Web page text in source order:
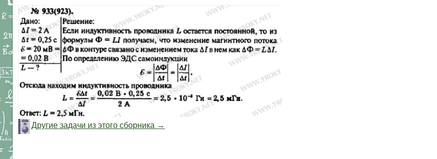
Другие задачи из этого сборника →